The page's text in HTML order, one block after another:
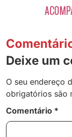
Deixe um
O seu endereço
obrigatórios são
Comentário *